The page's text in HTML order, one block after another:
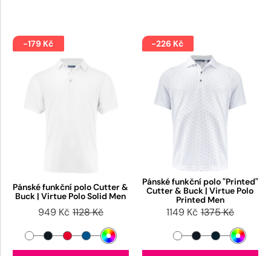
-179 Kč
Pánské funkční polo Cutter &
Buck | Virtue Polo Solid Men
949 Kč 1128 Kč
-226 Kč
Pánské funkční polo "Printed"
Cutter & Buck | Virtue Polo
Printed Men
1149 Kč 1375 Kč